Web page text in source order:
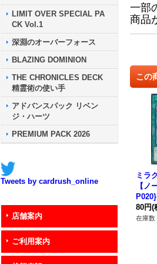
LIMIT OVER SPECIAL PA
CK Vol.1
深淵のオーバーフォース
BLAZING DOMINION
THE CHRONICLES DECK
精霊術の使い手
アドバンスパック リベン
ジ・ハーツ
PREMIUM PACK 2026
Tweets by cardrush_online
店舗案内
ご利用案内
一部
商品
この
ミラ
【ノ
80円(
在庫数